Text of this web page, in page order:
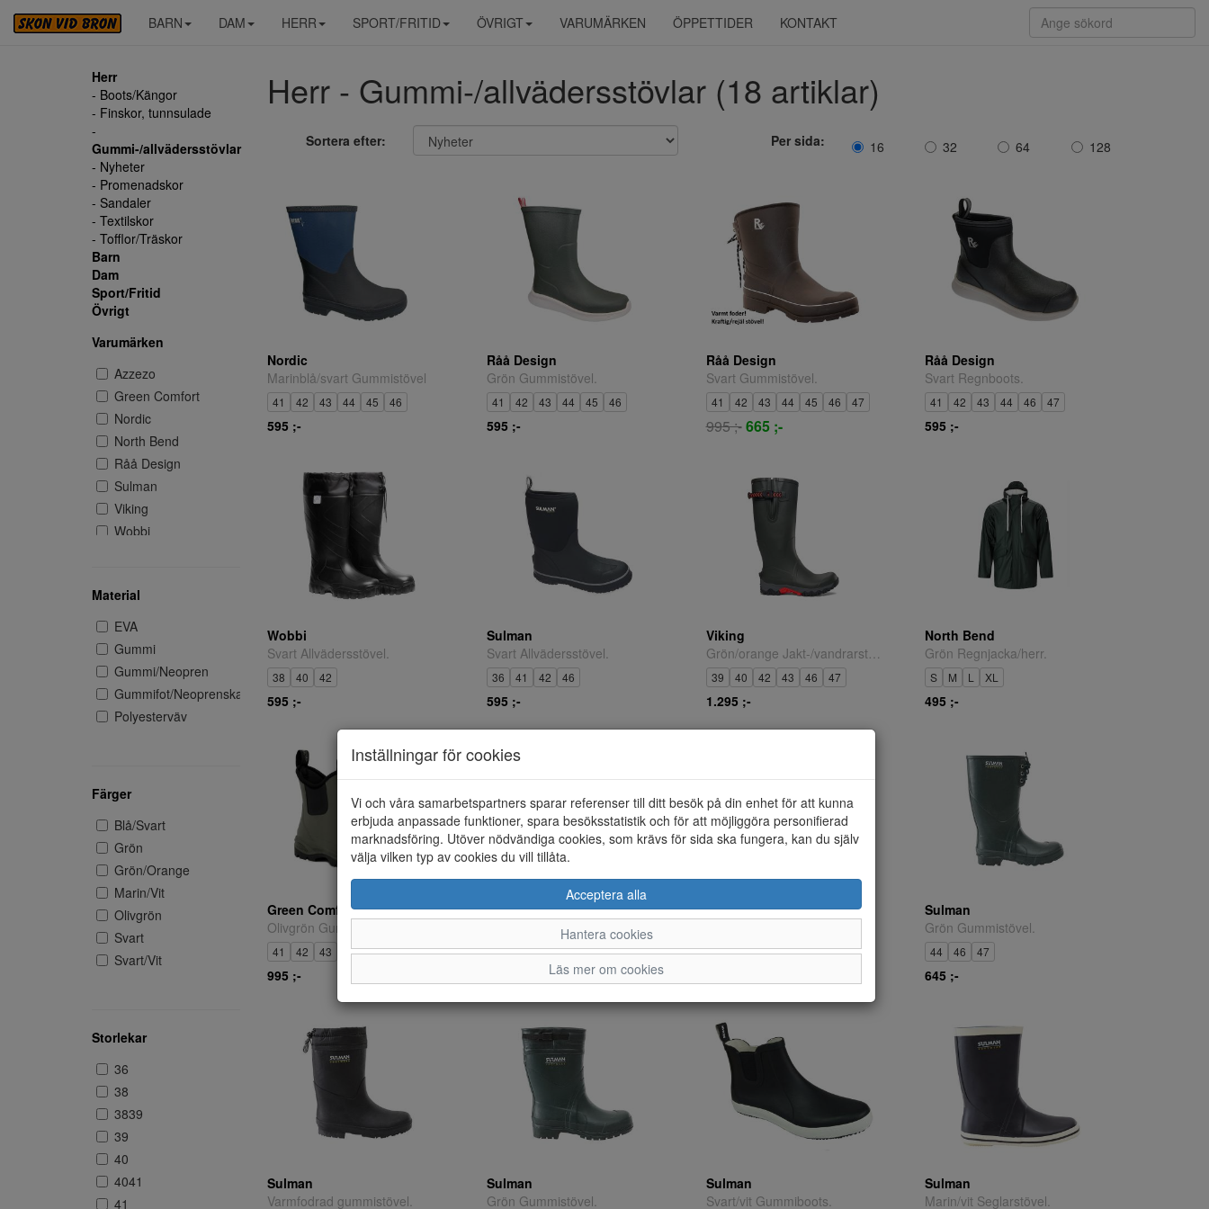
BARN DAM HERR SPORT/FRITID ÖVRIGT VARUMÄRKEN ÖPPETTIDER KONTAKT
Herr
- Boots/Kängor
- Finskor, tunnsulade
-
Gummi-/allvädersstövlar
- Nyheter
- Promenadskor
- Sandaler
- Textilskor
- Tofflor/Träskor
Barn
Dam
Sport/Fritid
Övrigt
Varumärken
Azzezo
Green Comfort
Nordic
North Bend
Råå Design
Sulman
Viking
Wobbi
Material
EVA
Gummi
Gummi/Neopren
Gummifot/Neoprenskaft
Polyesterväv
Färger
Blå/Svart
Grön
Grön/Orange
Marin/Vit
Olivgrön
Svart
Svart/Vit
Storlekar
36
38
3839
39
40
4041
41
Herr - Gummi-/allvädersstövlar (18 artiklar)
Sortera efter: Per sida: 16 32 64 128
Nordic
Marinblå/svart Gummistövel
41 42 43 44 45 46
595 ;-
Råå Design
Grön Gummistövel.
41 42 43 44 45 46
595 ;-
Råå Design
Svart Gummistövel.
41 42 43 44 45 46 47
995 ;-665 ;-
Råå Design
Svart Regnboots.
41 42 43 44 46 47
595 ;-
Wobbi
Svart Allvädersstövel.
38 40 42
595 ;-
Sulman
Svart Allvädersstövel.
36 41 42 46
595 ;-
Viking
Grön/orange Jakt-/vandrarstövel.
39 40 42 43 46 47
1.295 ;-
North Bend
Grön Regnjacka/herr.
S M L XL
495 ;-
Green Comfort
Olivgrön Gummiboots.
41 42 43 44 47
995 ;-
Sulman
Svart Gummistövel.
41 46
Nordic
41 42 43 44 45 46
Sulman
Grön Gummistövel.
44 46 47
645 ;-
Sulman
Varmfodrad gummistövel.
Sulman
Grön Gummistövel.
Sulman
Svart/vit Gummiboots.
Sulman
Marin/vit Seglarstövel.
Inställningar för cookies
Vi och våra samarbetspartners sparar referenser till ditt besök på din enhet för att kunna
erbjuda anpassade funktioner, spara besöksstatistik och för att möjliggöra personifierad
marknadsföring. Utöver nödvändiga cookies, som krävs för sida ska fungera, kan du själv
välja vilken typ av cookies du vill tillåta.
Acceptera alla
Hantera cookies
Läs mer om cookies